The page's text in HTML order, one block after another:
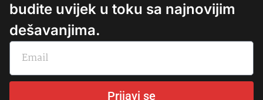
budite uvijek u toku sa najnovijim
dešavanjima.
Prijavi se